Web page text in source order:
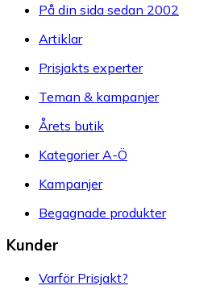
På din sida sedan 2002
Artiklar
Prisjakts experter
Teman & kampanjer
Årets butik
Kategorier A-Ö
Kampanjer
Begagnade produkter
Kunder
Varför Prisjakt?